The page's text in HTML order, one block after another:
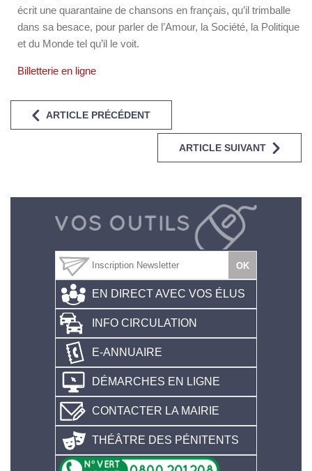
écrit une quarantaine de chansons en français, qu’il trimballe
dans sa besace, pour parler de l’Amour, la Société, la Politique
et du Monde tel qu’il le voit.
Billetterie en ligne
ARTICLE PRÉCÉDENT
ARTICLE SUIVANT
EN DIRECT AVEC VOS ÉLUS
INFO CIRCULATION
E-ANNUAIRE
DÉMARCHES EN LIGNE
CONTACTER LA MAIRIE
THÉÂTRE DES PÉNITENTS